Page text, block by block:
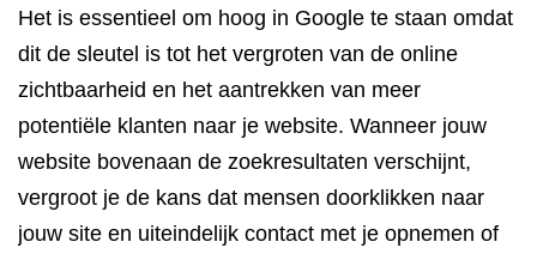
Het is essentieel om hoog in Google te staan omdat
dit de sleutel is tot het vergroten van de online
zichtbaarheid en het aantrekken van meer
potentiële klanten naar je website. Wanneer jouw
website bovenaan de zoekresultaten verschijnt,
vergroot je de kans dat mensen doorklikken naar
jouw site en uiteindelijk contact met je opnemen of